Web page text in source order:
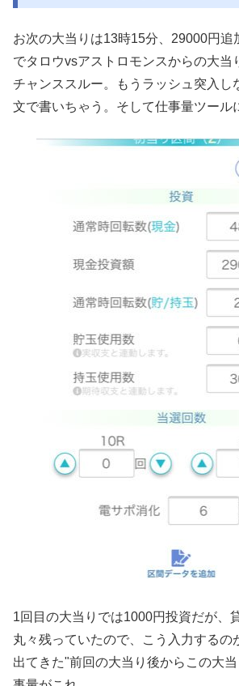
お次の大当りは13時15分、29000円追
でタロウvsアストロモンスからの大当
チャンススルー。もうラッシュ突入し
文で書いちゃう。そして仕事量ツール
1回目の大当りでは1000円投資だが、
丸々残っていたので、こう入力するの
出てきた"前回の大当り後からこの大